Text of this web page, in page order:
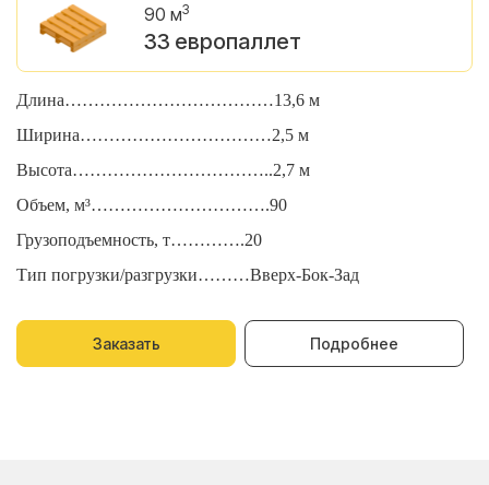
90 м3
33 европаллет
Длина………………………………13,6 м
Ширина……………………………2,5 м
Высота……………………………..2,7 м
Объем, м³………………………….90
Грузоподъемность, т………….20
Тип погрузки/разгрузки………Вверх-Бок-Зад
Заказать Подробнее